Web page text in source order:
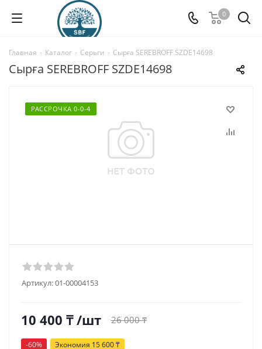
0
Главная - Каталог - Серьги - Сырға SEREBROFF SZDE14698
Сырға SEREBROFF SZDE14698
РАССРОЧКА 0-0-4
Артикул:01-00004153
10 400 ₸ /шт 26 000₸
-60% Экономия 15 600₸